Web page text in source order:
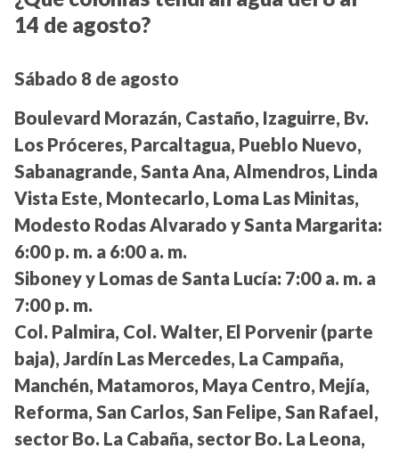
14 de agosto?
Sábado 8 de agosto
Boulevard Morazán, Castaño, Izaguirre, Bv.
Los Próceres, Parcaltagua, Pueblo Nuevo,
Sabanagrande, Santa Ana, Almendros, Linda
Vista Este, Montecarlo, Loma Las Minitas,
Modesto Rodas Alvarado y Santa Margarita:
6:00 p. m. a 6:00 a. m.
Siboney y Lomas de Santa Lucía: 7:00 a. m. a
7:00 p. m.
Col. Palmira, Col. Walter, El Porvenir (parte
baja), Jardín Las Mercedes, La Campaña,
Manchén, Matamoros, Maya Centro, Mejía,
Reforma, San Carlos, San Felipe, San Rafael,
sector Bo. La Cabaña, sector Bo. La Leona,